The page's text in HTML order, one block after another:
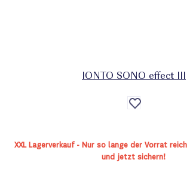
IONTO SONO effect III
Auf
die
XXL Lagerverkauf - Nur so lange der Vorrat
und jetzt sichern!